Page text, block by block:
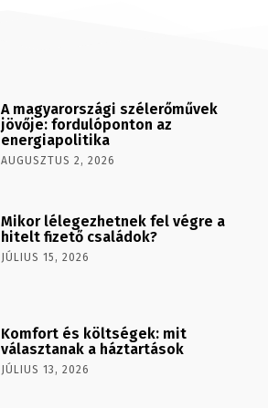
A magyarországi szélerőművek
jövője: fordulóponton az
energiapolitika
AUGUSZTUS 2, 2026
Mikor lélegezhetnek fel végre a
hitelt fizető családok?
JÚLIUS 15, 2026
Komfort és költségek: mit
választanak a háztartások
JÚLIUS 13, 2026